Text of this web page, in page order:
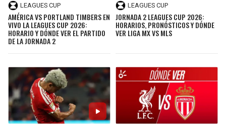
LEAGUES CUP
AMÉRICA VS PORTLAND TIMBERS EN
VIVO LA LEAGUES CUP 2026:
HORARIO Y DÓNDE VER EL PARTIDO
DE LA JORNADA 2
LEAGUES CUP
JORNADA 2 LEAGUES CUP 2026:
HORARIOS, PRONÓSTICOS Y DÓNDE
VER LIGA MX VS MLS